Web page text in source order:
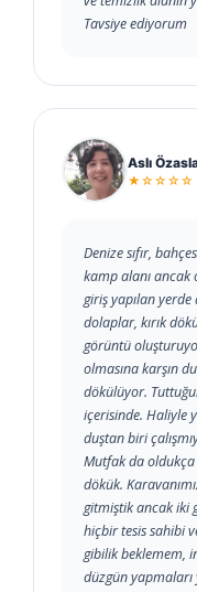
Tavsiye ediyorum
Aslı
★☆☆☆☆
Denize sıfır,
kamp alanı ancak
giriş yapılan yerde
dolaplar, kırık
görüntü
olmasına karşın
dökülüyor.
içerisinde. Haliyle
duştan biri
Mutfak da oldukça
dökük.
gitmiştik ancak iki
hiçbir tesis sahibi
gibilik beklemem,
düzgün